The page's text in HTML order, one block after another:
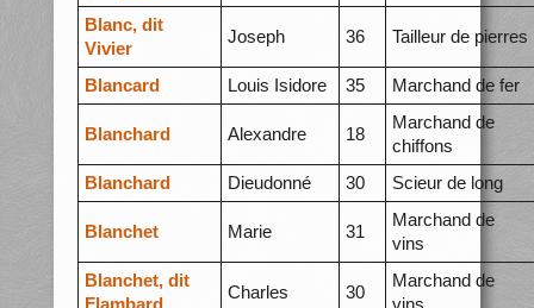
Blanc, dit
Vivier
Joseph 36 Tailleur de pierres
Blancard Louis Isidore 35 Marchand de fer
Blanchard Alexandre 18
Marchand de
chiffons
Blanchard
Dieudonné 30 Scieur de long
Blanchet Marie 31
Marchand de
vins
Blanchet, dit
Charles 30
Marchand de